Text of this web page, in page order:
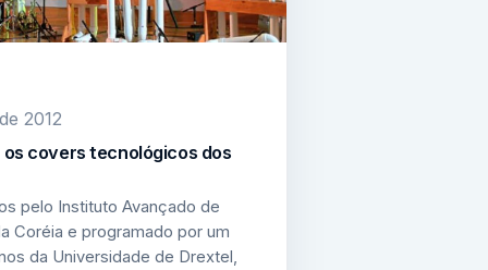
2012
os covers tecnológicos dos
pelo Instituto Avançado de
Coréia e programado por um
da Universidade de Drextel,